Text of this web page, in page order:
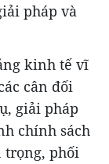
pháp và
kinh tế vĩ
cân đối
giải pháp
chính sách
trọng, phối